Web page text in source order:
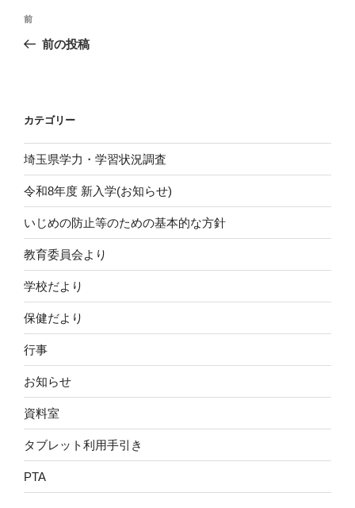
投
ー
シ
ョ
ン
前
の
前
前の投稿
カテゴリー
埼玉県学力・学習状況調査
令和8年度 新入学(お知らせ)
いじめの防止等のための基本的な方針
教育委員会より
学校だより
保健だより
行事
お知らせ
資料室
タブレット利用手引き
PTA